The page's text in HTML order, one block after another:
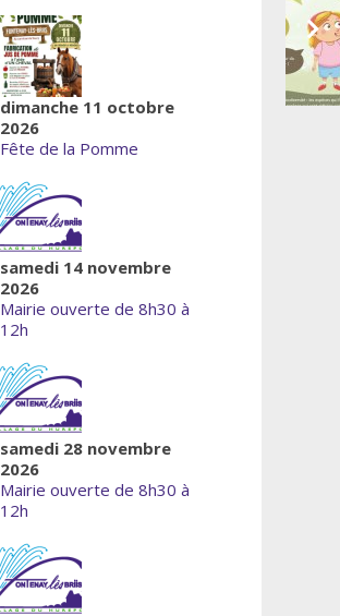
dimanche 11 octobre
2026
Fête de la Pomme
samedi 14 novembre
2026
Mairie ouverte de 8h30 à
12h
samedi 28 novembre
2026
Mairie ouverte de 8h30 à
12h